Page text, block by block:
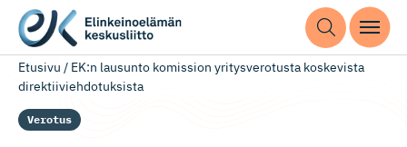
Etusivu / EK:n lausunto komission yritysverotusta koskevista
direktiiviehdotuksista
Verotus